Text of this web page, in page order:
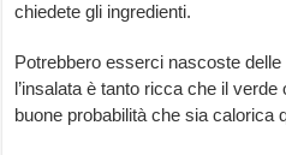
chiedete gli ingredienti.
Potrebbero esserci nascoste
l’insalata è tanto ricca che il
buone probabilità che sia calorica